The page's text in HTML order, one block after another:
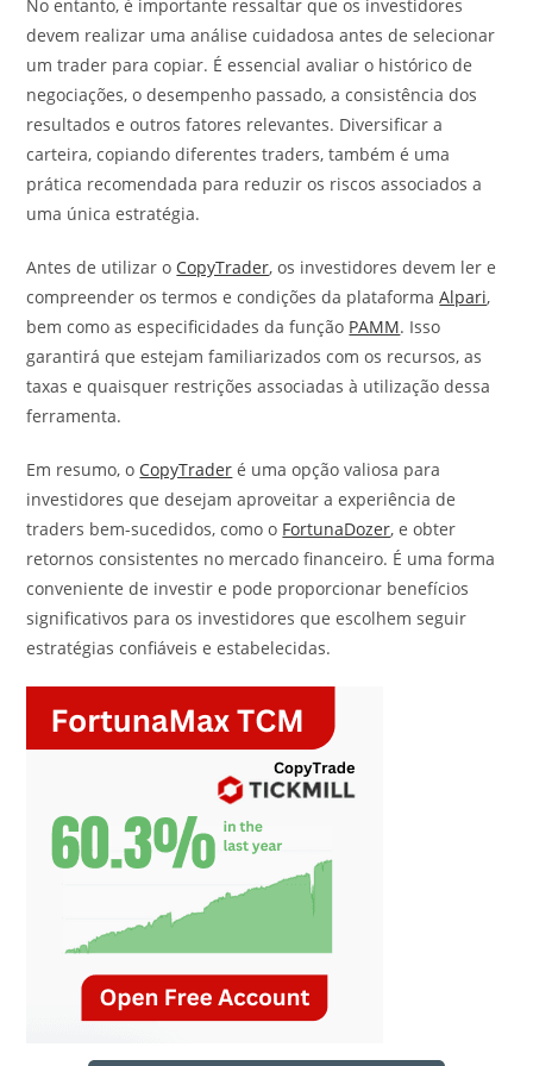
No entanto, é importante ressaltar que os investidores
devem realizar uma análise cuidadosa antes de selecionar
um trader para copiar. É essencial avaliar o histórico de
negociações, o desempenho passado, a consistência dos
resultados e outros fatores relevantes. Diversificar a
carteira, copiando diferentes traders, também é uma
prática recomendada para reduzir os riscos associados a
uma única estratégia.
Antes de utilizar o CopyTrader, os investidores devem ler e
compreender os termos e condições da plataformaAlpari,
bem como as especificidades da função PAMM. Isso
garantirá que estejam familiarizados com os recursos, as
taxas e quaisquer restrições associadas à utilização dessa
ferramenta.
Em resumo, o CopyTrader é uma opção valiosa para
investidores que desejam aproveitar a experiência de
traders bem-sucedidos, como o FortunaDozer, e obter
retornos consistentes no mercado financeiro. É uma forma
conveniente de investir e pode proporcionar benefícios
significativos para os investidores que escolhem seguir
estratégias confiáveis e estabelecidas.